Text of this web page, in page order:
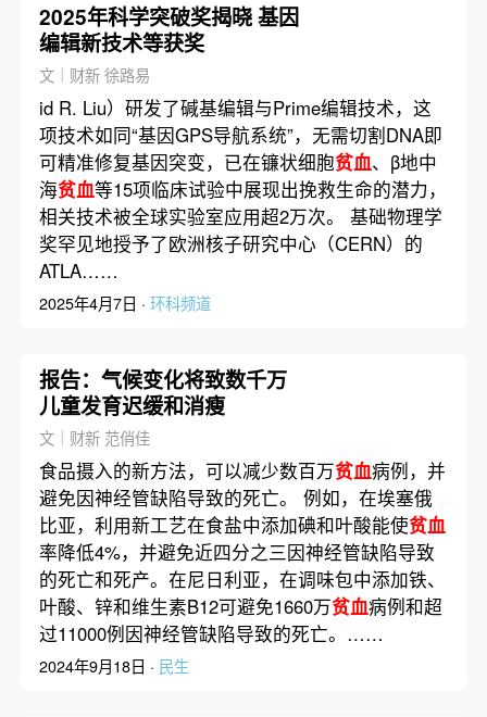
2025年科学突破奖揭晓 基因
编辑新技术等获奖
文｜财新 徐路易
id R. Liu）研发了碱基编辑与Prime编辑技术，这
项技术如同“基因GPS导航系统”，无需切割DNA即
可精准修复基因突变，已在镰状细胞贫血、β地中
海贫血等15项临床试验中展现出挽救生命的潜力，
相关技术被全球实验室应用超2万次。 基础物理学
奖罕见地授予了欧洲核子研究中心（CERN）的
ATLA……
2025年4月7日 · 环科频道
报告：气候变化将致数千万
儿童发育迟缓和消瘦
文｜财新 范俏佳
食品摄入的新方法，可以减少数百万贫血病例，并
避免因神经管缺陷导致的死亡。 例如，在埃塞俄
比亚，利用新工艺在食盐中添加碘和叶酸能使贫血
率降低4%，并避免近四分之三因神经管缺陷导致
的死亡和死产。在尼日利亚，在调味包中添加铁、
叶酸、锌和维生素B12可避免1660万贫血病例和超
过11000例因神经管缺陷导致的死亡。……
2024年9月18日 · 民生